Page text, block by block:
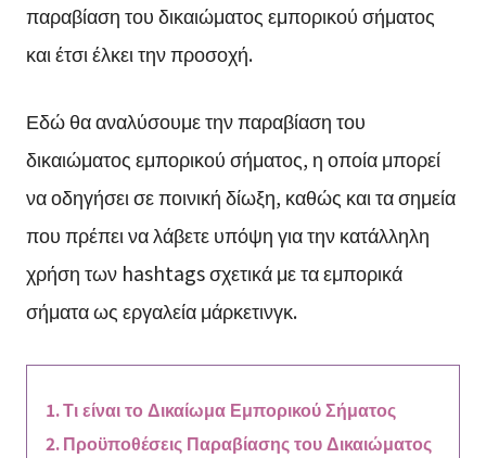
παραβίαση του δικαιώματος εμπορικού σήματος
και έτσι έλκει την προσοχή.
Εδώ θα αναλύσουμε την παραβίαση του
δικαιώματος εμπορικού σήματος, η οποία μπορεί
να οδηγήσει σε ποινική δίωξη, καθώς και τα σημεία
που πρέπει να λάβετε υπόψη για την κατάλληλη
χρήση των hashtags σχετικά με τα εμπορικά
σήματα ως εργαλεία μάρκετινγκ.
Τι είναι το Δικαίωμα Εμπορικού Σήματος
Προϋποθέσεις Παραβίασης του Δικαιώματος